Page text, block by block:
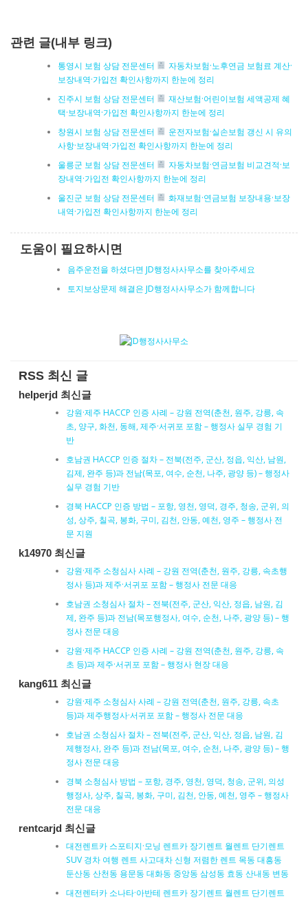
관련 글(내부 링크)
통영시 보험 상담 전문센터
자동차보험·노후연금 보험료 계산·
보장내역·가입전 확인사항까지 한눈에 정리
진주시 보험 상담 전문센터
재산보험·어린이보험 세액공제 혜
택·보장내역·가입전 확인사항까지 한눈에 정리
창원시 보험 상담 전문센터
운전자보험·실손보험 갱신 시 유의
사항·보장내역·가입전 확인사항까지 한눈에 정리
울릉군 보험 상담 전문센터
자동차보험·연금보험 비교견적·보
장내역·가입전 확인사항까지 한눈에 정리
울진군 보험 상담 전문센터
화재보험·연금보험 보장내용·보장
내역·가입전 확인사항까지 한눈에 정리
도움이 필요하시면
음주운전을 하셨다면 JD행정사사무소를 찾아주세요
토지보상문제 해결은 JD행정사사무소가 함께합니다
RSS 최신 글
helperjd 최신글
강원·제주 HACCP 인증 사례 – 강원 전역(춘천, 원주, 강릉, 속
초, 양구, 화천, 동해, 제주·서귀포 포함 – 행정사 실무 경험 기
반
호남권 HACCP 인증 절차 – 전북(전주, 군산, 정읍, 익산, 남원,
김제, 완주 등)과 전남(목포, 여수, 순천, 나주, 광양 등) – 행정사
실무 경험 기반
경북 HACCP 인증 방법 – 포항, 영천, 영덕, 경주, 청송, 군위, 의
성, 상주, 칠곡, 봉화, 구미, 김천, 안동, 예천, 영주 – 행정사 전
문 지원
k14970 최신글
강원·제주 소청심사 사례 – 강원 전역(춘천, 원주, 강릉, 속초행
정사 등)과 제주·서귀포 포함 – 행정사 전문 대응
호남권 소청심사 절차 – 전북(전주, 군산, 익산, 정읍, 남원, 김
제, 완주 등)과 전남(목포행정사, 여수, 순천, 나주, 광양 등) – 행
정사 전문 대응
강원·제주 HACCP 인증 사례 – 강원 전역(춘천, 원주, 강릉, 속
초 등)과 제주·서귀포 포함 – 행정사 현장 대응
kang611 최신글
강원·제주 소청심사 사례 – 강원 전역(춘천, 원주, 강릉, 속초
등)과 제주행정사·서귀포 포함 – 행정사 전문 대응
호남권 소청심사 절차 – 전북(전주, 군산, 익산, 정읍, 남원, 김
제행정사, 완주 등)과 전남(목포, 여수, 순천, 나주, 광양 등) – 행
정사 전문 대응
경북 소청심사 방법 – 포항, 경주, 영천, 영덕, 청송, 군위, 의성
행정사, 상주, 칠곡, 봉화, 구미, 김천, 안동, 예천, 영주 – 행정사
전문 대응
rentcarjd 최신글
대전렌트카 스포티지·모닝 렌트카 장기렌트 월렌트 단기렌트
SUV 경차 여행 렌트 사고대차 신형 저렴한 렌트 목동 대흥동
둔산동 산천동 용문동 대화동 중앙동 삼성동 효동 산내동 변동
대전렌터카 소나타·아반테 렌트카 장기렌트 월렌트 단기렌트